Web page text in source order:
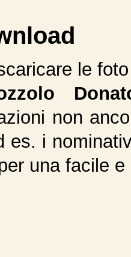
le
non
es. i
una facile